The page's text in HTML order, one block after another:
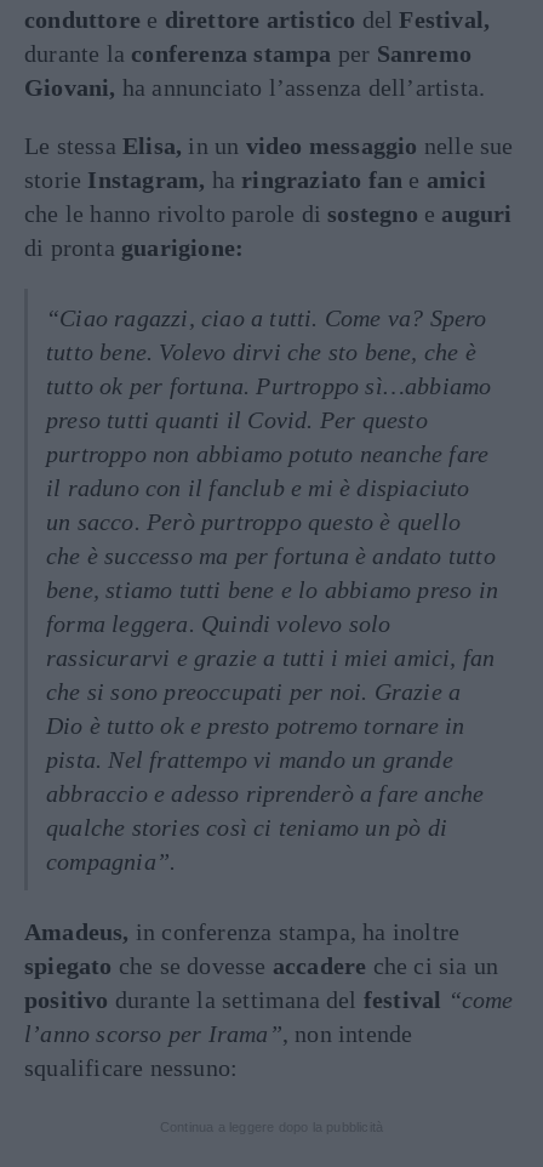
conduttore e direttore artistico delFestival,
durante la conferenza stampa per Sanremo
Giovani, ha annunciato l’assenza dell’artista.
Le stessa Elisa, in un video messaggio nelle sue
storie Instagram, ha ringraziato fan e amici
che le hanno rivolto parole di sostegno e auguri
di pronta guarigione:
“Ciao ragazzi, ciao a tutti. Come va? Spero
tutto bene. Volevo dirvi che sto bene, che è
tutto ok per fortuna. Purtroppo sì…abbiamo
preso tutti quanti il Covid. Per questo
purtroppo non abbiamo potuto neanche fare
il raduno con il fanclub e mi è dispiaciuto
un sacco. Però purtroppo questo è quello
che è successo ma per fortuna è andato tutto
bene, stiamo tutti bene e lo abbiamo preso in
forma leggera. Quindi volevo solo
rassicurarvi e grazie a tutti i miei amici, fan
che si sono preoccupati per noi. Grazie a
Dio è tutto ok e presto potremo tornare in
pista. Nel frattempo vi mando un grande
abbraccio e adesso riprenderò a fare anche
qualche stories così ci teniamo un pò di
compagnia”.
Amadeus, in conferenza stampa, ha inoltre
spiegato che se dovesse accadere che ci sia un
positivo durante la settimana del festival “come
l’anno scorso per Irama”, non intende
squalificare nessuno: